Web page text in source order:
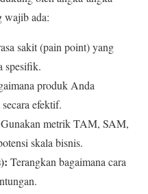
wajib ada:
sakit (pain point) yang
spesifik.
produk Anda
efektif.
Gunakan metrik TAM, SAM,
skala bisnis.
Terangkan bagaimana cara